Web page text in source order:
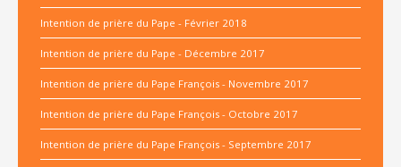
Intention de prière du Pape - Février 2018
Intention de prière du Pape - Décembre 2017
Intention de prière du Pape François - Novembre 2017
Intention de prière du Pape François - Octobre 2017
Intention de prière du Pape François - Septembre 2017